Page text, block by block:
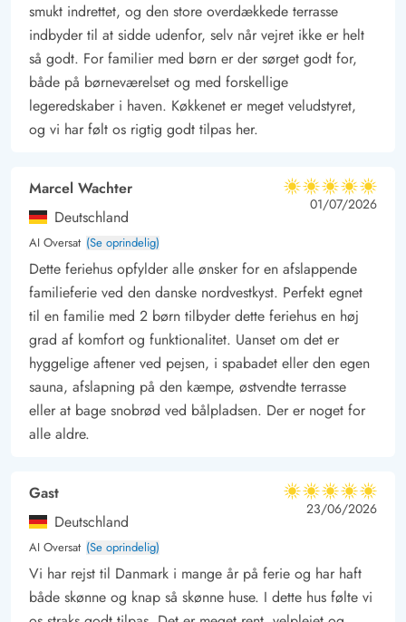
Haven byder på en gynge, der vil være et hit blandt de
mindste, ligesom der er mulighed for at fyre op under
hyggelige grillaftener med familiens yndlingsretter på den
overdækkede terrasse. Her finder I også solvogne, hvor I kan
nyde solens varme stråler eller en stille stund med en god bog.
Ideel beliggenhed i Bork Havn
mulighed for udendørs aktiviteter som boldspil eller blot
afslapning i det fri. Herfra kan I udforske den smukke og
varierede natur, der kendetegner området ved Bork Havn.
Uanset om I søger aktiviteter i det fri eller blot vil nyde roen og
stilheden, tilbyder dette sommerhus på Tues Drøwt 58 det
perfekte udgangspunkt.
smukt indrettet, og den store overdækkede terrasse
indbyder til at sidde udenfor, selv når vejret ikke er helt
så godt. For familier med børn er der sørget godt for,
både på børneværelset og med forskellige
legeredskaber i haven. Køkkenet er meget veludstyret,
og vi har følt os rigtig godt tilpas her.
Marcel Wachter
Deutschland
AI Oversat (Se oprindelig)
5 ud af 5
5 ud af 5
5 out of 5
01/07/2026
Dette feriehus opfylder alle ønsker for en afslappende
familieferie ved den danske nordvestkyst. Perfekt egnet
til en familie med 2 børn tilbyder dette feriehus en høj
grad af komfort og funktionalitet. Uanset om det er
hyggelige aftener ved pejsen, i spabadet eller den egen
sauna, afslapning på den kæmpe, østvendte terrasse
eller at bage snobrød ved bålpladsen. Der er noget for
alle aldre.
Gast
Deutschland
AI Oversat (Se oprindelig)
5 ud af 5
5 ud af 5
5 out of 5
23/06/2026
Vi har rejst til Danmark i mange år på ferie og har haft
både skønne og knap så skønne huse. I dette hus følte vi